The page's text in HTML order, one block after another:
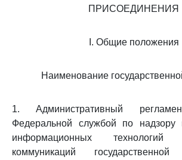
ПРИСОЕДИНЕНИЯ
I. Общие положения
Наименование
1. Административный
Федеральной службой по
информационных
коммуникаций